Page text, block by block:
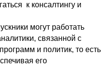
к консалтингу и
могут работать
связанной с
и политик, то есть
его